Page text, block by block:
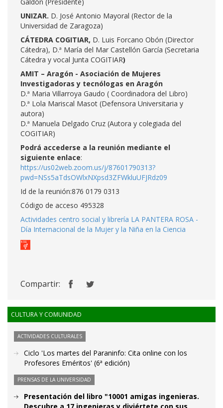
UNIZAR. D. José Antonio Mayoral (Rector de la
Universidad de Zaragoza)
CÁTEDRA COGITIAR, D. Luis Forcano Obón (Director
Cátedra), D.ª María del Mar Castellón García (Secretaria
Cátedra y vocal Junta COGITIAR)
AMIT – Aragón - Asociación de Mujeres
Investigadoras y tecnólogas en Aragón
D.ª Maria Villarroya Gaudo ( Coordinadora del Libro)
D.ª Lola Mariscal Masot (Defensora Universitaria y
autora)
D.ª Manuela Delgado Cruz (Autora y colegiada del
COGITIAR)
Podrá accederse a la reunión mediante el
siguiente enlace:
https://us02web.zoom.us/j/87601790313?
pwd=NSs5aTdsOWlxNXpsd3ZFWkluUFJRdz09
Id de la reunión:876 0179 0313
Código de acceso 495328
Actividades centro social y librería LA PANTERA ROSA -
Día Internacional de la Mujer y la Niña en la Ciencia
Compartir:
CULTURA Y COMUNIDAD
ACTIVIDADES CULTURALES
Ciclo 'Los martes del Paraninfo: Cita online con los
Profesores Eméritos' (6ª edición)
PRENSAS DE LA UNIVERSIDAD
Presentación del libro "10001 amigas ingenieras.